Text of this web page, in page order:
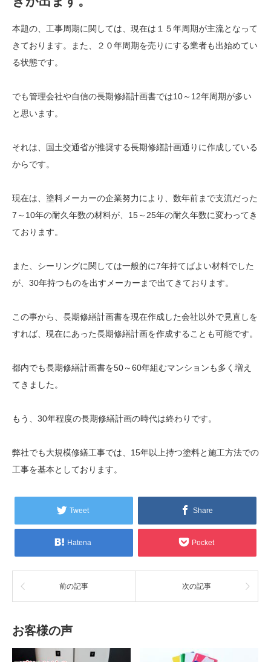
本題の、工事周期に関しては、現在は１５年周期が主流となって
きております。また、２０年周期を売りにする業者も出始めてい
る状態です。
でも管理会社や自信の長期修繕計画書では10～12年周期が多い
と思います。
それは、国土交通省が推奨する長期修繕計画通りに作成している
からです。
現在は、塗料メーカーの企業努力により、数年前まで支流だった
7～10年の耐久年数の材料が、15～25年の耐久年数に変わってき
ております。
また、シーリングに関しては一般的に7年持てばよい材料でした
が、30年持つものを出すメーカーまで出てきております。
この事から、長期修繕計画書を現在作成した会社以外で見直しを
すれば、現在にあった長期修繕計画を作成することも可能です。
都内でも長期修繕計画書を50～60年組むマンションも多く増え
てきました。
もう、30年程度の長期修繕計画の時代は終わりです。
弊社でも大規模修繕工事では、15年以上持つ塗料と施工方法での
工事を基本としております。
Tweet Share
Hatena Pocket
前の記事 次の記事
お客様の声